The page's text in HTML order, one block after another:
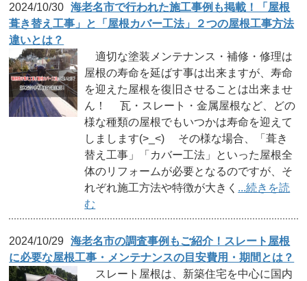
2024/10/30
海老名市で行われた施工事例も掲載！「屋根
葺き替え工事」と「屋根カバー工法」２つの屋根工事方法
違いとは？
適切な塗装メンテナンス・補修・修理は
屋根の寿命を延ばす事は出来ますが、寿命
を迎えた屋根を復旧させることは出来ませ
ん！ 瓦・スレート・金属屋根など、どの
様な種類の屋根でもいつかは寿命を迎えて
しまします(>_<) その様な場合、「葺き
替え工事」「カバー工法」といった屋根全
体のリフォームが必要となるのですが、そ
れぞれ施工方法や特徴が大きく ...続きを読
む
2024/10/29
海老名市の調査事例もご紹介！スレート屋根
に必要な屋根工事・メンテナンスの目安費用・期間とは？
スレート屋根は、新築住宅を中心に国内